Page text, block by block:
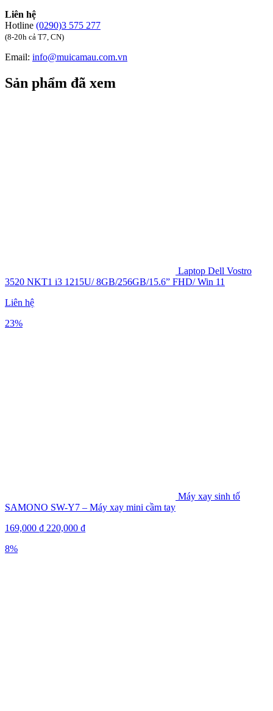
Liên hệ
Hotline (0290)3 575 277
(8-20h cả T7, CN)
Email: info@muicamau.com.vn
Sản phẩm đã xem
Laptop Dell Vostro
3520 NKT1 i3 1215U/ 8GB/256GB/15.6” FHD/ Win 11
Liên hệ
23%
Máy xay sinh tố
SAMONO SW-Y7 – Máy xay mini cầm tay
169,000 ₫ 220,000 ₫
8%